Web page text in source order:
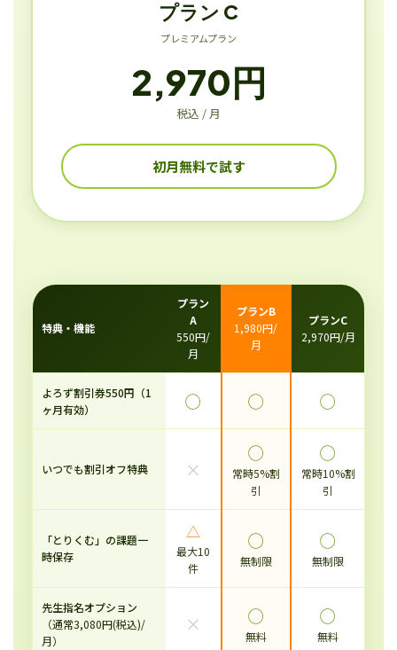
プラン C
プレミアムプラン
2,970円
税込 / 月
初月無料で試す
特典・機能
プラン
A
550円/
月
プランB
1,980円/
月
プランC
2,970円/月
よろず割引券550円（1
ヶ月有効）
◯ ◯ ◯
いつでも割引オフ特典 ×
◯
常時5%割
引
◯
常時10%割
引
「とりくむ」の課題一
時保存
△
最大10
件
◯
無制限
◯
無制限
先生指名オプション
（通常3,080円(税込)/
月）
× ◯
無料
◯
無料